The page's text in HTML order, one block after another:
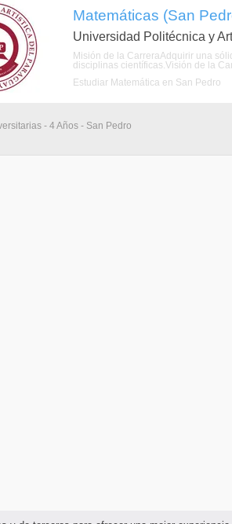
Matemáticas (San
Universidad Politécnica y
Misión de la CarreraAdquirir una
disciplinas científicas.Visión de la
Estudiar Matemática en San Pedro
- 4 Años - San Pedro